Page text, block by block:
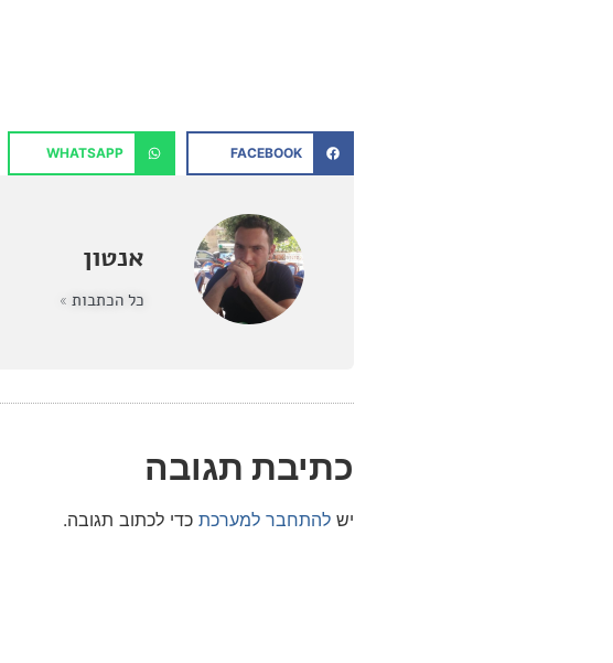
FACEBOOK
WHATSAPP
אנטון
כל הכתבות »
כתיבת תגובה
ישלהתחבר למערכת כדי לכתוב תגובה.